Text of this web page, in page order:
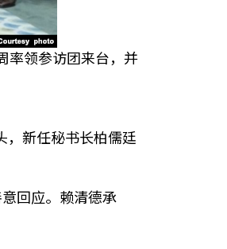
领参访团来台，并
新任秘书长柏儒廷
回应。赖清德承